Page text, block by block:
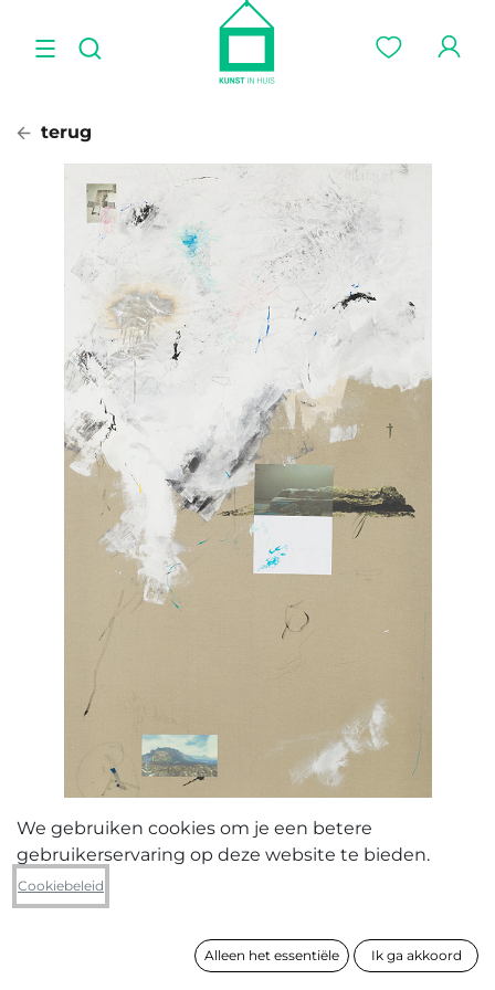
terug
Dilum Coppens
Solit ude - The Cross (he lay
and saw their night was over)
We gebruiken cookies om je een betere
gebruikerservaring op deze website te bieden.
Cookiebeleid
Alleen het essentiële Ik ga akkoord